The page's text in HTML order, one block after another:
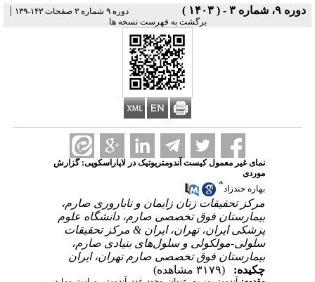
دوره ۹، شماره ۳ - ( ۱۴۰۳ ) دوره ۹ شماره ۳ صفحات ۱۴۳-۱۳۹ |
برگشت به فهرست نسخه ها
نمای غیر معمول کیست آندومتریوتیک در لاپاراسکوپی: گزارش
موردی
بهاره خندزاد*
مرکز تحقیقات زنان زایمان و ناباروری صارم،
بیمارستان فوق تخصصی صارم، دانشگاه علوم
پزشکی ایران، تهران، ایران & مرکز تحقیقات
سلولی-مولکولی و سلول‌های بنیادی صارم،
بیمارستان فوق تخصصی صارم تهران، ایران
چکیده:
(۳۱۷۹ مشاهده)